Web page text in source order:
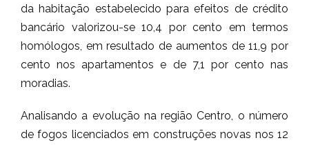
da habitação estabelecido para efeitos de crédito
bancário valorizou-se 10,4 por cento em termos
homólogos, em resultado de aumentos de 11,9 por
cento nos apartamentos e de 7,1 por cento nas
moradias.
Analisando a evolução na região Centro, o número
de fogos licenciados em construções novas nos 12